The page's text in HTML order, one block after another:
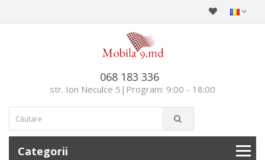
068 183 336
str. Ion Neculce 5|Program: 9:00 - 18:00
Categorii